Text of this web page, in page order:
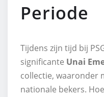
Periode
Tijdens zijn tijd bij
significante Unai
collectie, waaronder
nationale bekers.